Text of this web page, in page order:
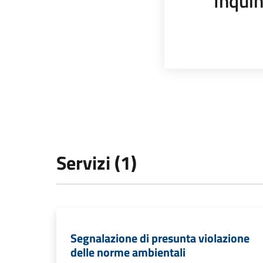
Servizi (1)
Segnalazione di presunta violazione
delle norme ambientali